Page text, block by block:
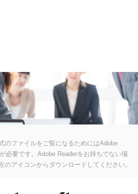
のファイルをご覧になるためにはAdobe
必要です。Adobe Readerをお持ちでない場
のアイコンからダウンロードしてください。